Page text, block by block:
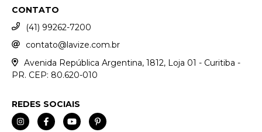
CONTATO
(41) 99262-7200
contato@lavize.com.br
Avenida República Argentina, 1812, Loja 01 - Curitiba -
PR. CEP: 80.620-010
REDES SOCIAIS